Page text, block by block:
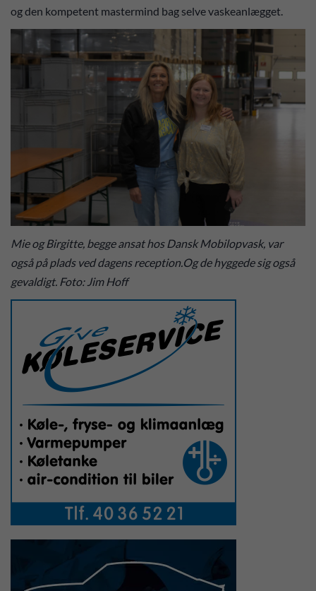
og den kompetent mastermind bag selve vaskeanlægget.
Mie og Birgitte, begge ansat hos Dansk Mobilopvask, var
også på plads ved dagens reception.Og de hyggede sig også
gevaldigt. Foto: Jim Hoff